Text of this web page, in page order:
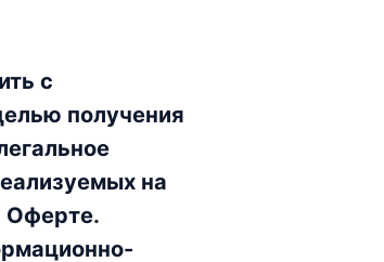
с
получения
на
Оферте.